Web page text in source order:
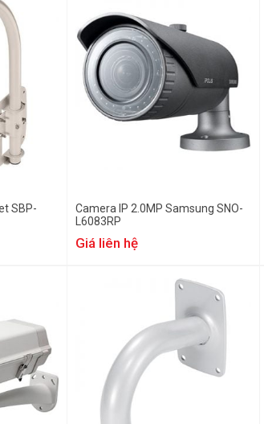
SBP-
Camera IP 2.0MP Samsung SNO-
L6083RP
Giá liên hệ